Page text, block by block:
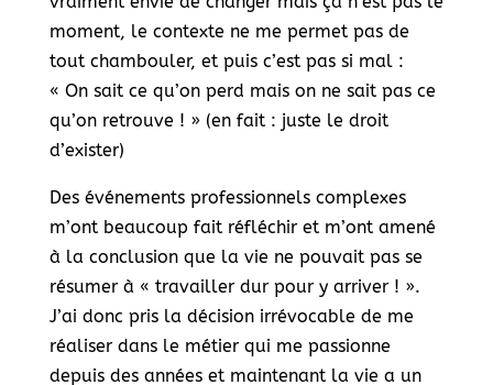
moment, le contexte ne me permet pas de
tout chambouler, et puis c’est pas si mal :
« On sait ce qu’on perd mais on ne sait pas ce
qu’on retrouve ! » (en fait : juste le droit
d’exister)
Des événements professionnels complexes
m’ont beaucoup fait réfléchir et m’ont amené
à la conclusion que la vie ne pouvait pas se
résumer à « travailler dur pour y arriver ! ».
J’ai donc pris la décision irrévocable de me
réaliser dans le métier qui me passionne
depuis des années et maintenant la vie a un